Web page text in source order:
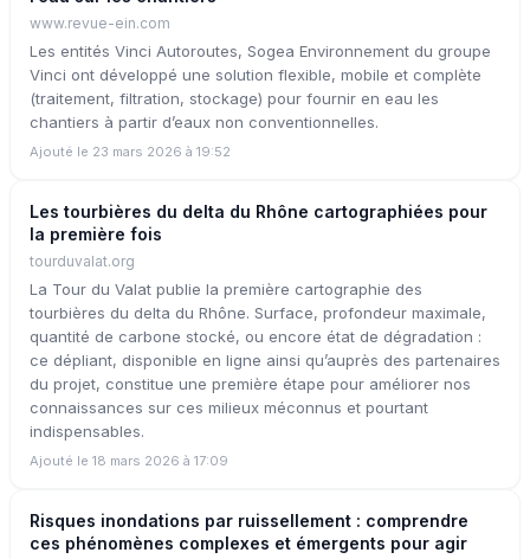
www.revue-ein.com
Les entités Vinci Autoroutes, Sogea Environnement du groupe
Vinci ont développé une solution flexible, mobile et complète
(traitement, filtration, stockage) pour fournir en eau les
chantiers à partir d’eaux non conventionnelles.
Ajouté le 23 mars 2026 à 19:52
Les tourbières du delta du Rhône cartographiées pour
la première fois
tourduvalat.org
La Tour du Valat publie la première cartographie des
tourbières du delta du Rhône. Surface, profondeur maximale,
quantité de carbone stocké, ou encore état de dégradation :
ce dépliant, disponible en ligne ainsi qu’auprès des partenaires
du projet, constitue une première étape pour améliorer nos
connaissances sur ces milieux méconnus et pourtant
indispensables.
Ajouté le 18 mars 2026 à 17:09
Risques inondations par ruissellement : comprendre
ces phénomènes complexes et émergents pour agir